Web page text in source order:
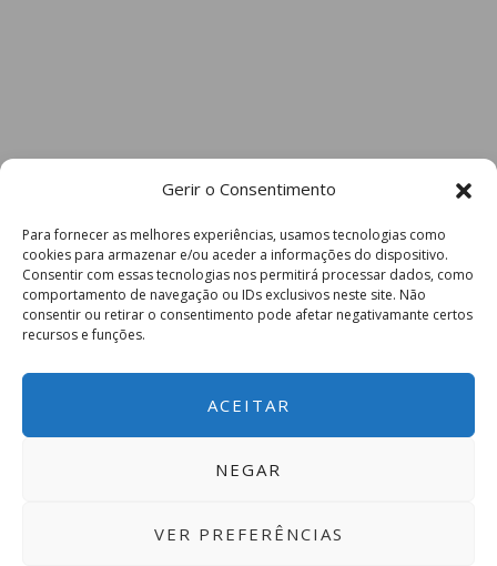
Gerir o Consentimento
Para fornecer as melhores experiências, usamos tecnologias como
cookies para armazenar e/ou aceder a informações do dispositivo.
Consentir com essas tecnologias nos permitirá processar dados, como
comportamento de navegação ou IDs exclusivos neste site. Não
consentir ou retirar o consentimento pode afetar negativamante certos
recursos e funções.
ACEITAR
NEGAR
VER PREFERÊNCIAS